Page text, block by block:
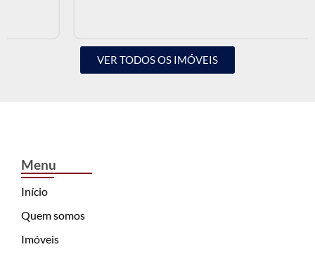
VER TODOS OS IMÓVEIS
Menu
Início
Quem somos
Imóveis